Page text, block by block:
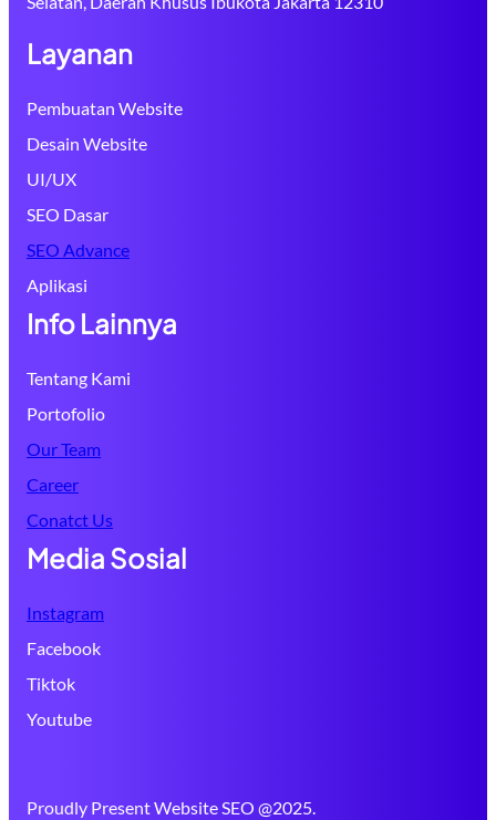
Layanan
Pembuatan Website
Desain Website
UI/UX
SEO Dasar
SEO Advance
Aplikasi
Info Lainnya
Tentang Kami
Portofolio
Our Team
Career
Conatct Us
Media Sosial
Instagram
Facebook
Tiktok
Youtube
Proudly Present Website SEO @2025.